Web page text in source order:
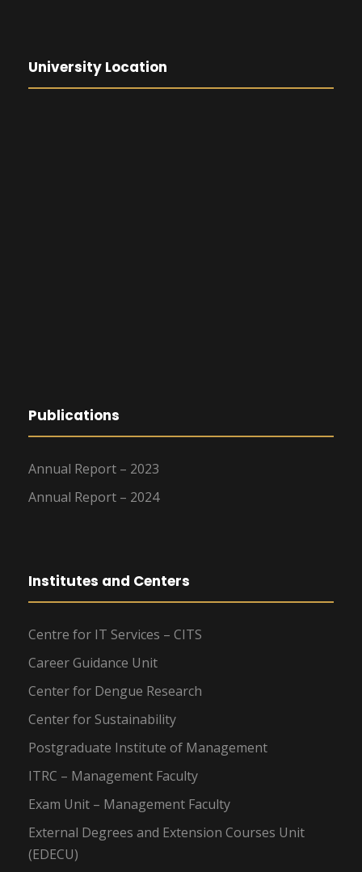
University Location
Publications
Annual Report – 2023
Annual Report – 2024
Institutes and Centers
Centre for IT Services – CITS
Career Guidance Unit
Center for Dengue Research
Center for Sustainability
Postgraduate Institute of Management
ITRC – Management Faculty
Exam Unit – Management Faculty
External Degrees and Extension Courses Unit
(EDECU)